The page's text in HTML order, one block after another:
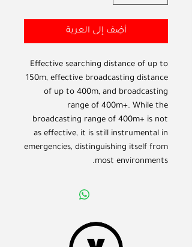
أضِف إلى العربة
Effective searching distance of up to
150m, effective broadcasting distance
of up to 400m, and broadcasting
range of 400m+. While the
broadcasting range of 400m+ is not
as effective, it is still instrumental in
emergencies, distinguishing itself from
most environments.